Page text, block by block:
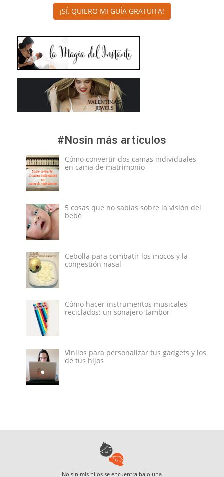
¡SÍ, QUIERO MI GUÍA GRATUITA!
#Nosin más artículos
Cómo convertir dos camas individuales
en cama de matrimonio
5 cosas que no sabías sobre la visión del
bebé
Cebolla para combatir los mocos y la
congestión nasal
Cómo hacer instrumentos musicales
reciclados: un sonajero-tambor
Vinilos para personalizar tus gadgets y los
de tus hijos
No sin mis hijos se encuentra bajo una